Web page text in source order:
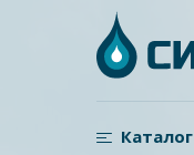
Каталог